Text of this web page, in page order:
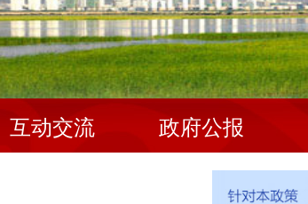
互动交流 政府公报